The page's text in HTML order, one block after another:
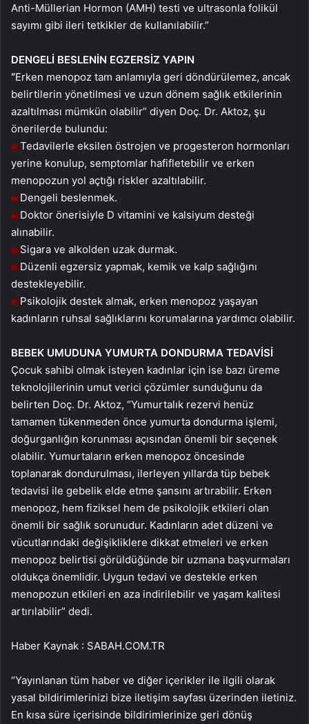
Anti-Müllerian Hormon (AMH) testi ve ultrasonla folikül
sayımı gibi ileri tetkikler de kullanılabilir.”
DENGELİ BESLENİN EGZERSİZ YAPIN
“Erken menopoz tam anlamıyla geri döndürülemez, ancak
belirtilerin yönetilmesi ve uzun dönem sağlık etkilerinin
azaltılması mümkün olabilir” diyen Doç. Dr. Aktoz, şu
önerilerde bulundu:
Tedavilerle eksilen östrojen ve progesteron hormonları
yerine konulup, semptomlar hafifletebilir ve erken
menopozun yol açtığı riskler azaltılabilir.
Dengeli beslenmek.
Doktor önerisiyle D vitamini ve kalsiyum desteği
alınabilir.
Sigara ve alkolden uzak durmak.
Düzenli egzersiz yapmak, kemik ve kalp sağlığını
destekleyebilir.
Psikolojik destek almak, erken menopoz yaşayan
kadınların ruhsal sağlıklarını korumalarına yardımcı olabilir.
BEBEK UMUDUNA YUMURTA DONDURMA TEDAVİSİ
Çocuk sahibi olmak isteyen kadınlar için ise bazı üreme
teknolojilerinin umut verici çözümler sunduğunu da
belirten Doç. Dr. Aktoz, “Yumurtalık rezervi henüz
tamamen tükenmeden önce yumurta dondurma işlemi,
doğurganlığın korunması açısından önemli bir seçenek
olabilir. Yumurtaların erken menopoz öncesinde
toplanarak dondurulması, ilerleyen yıllarda tüp bebek
tedavisi ile gebelik elde etme şansını artırabilir. Erken
menopoz, hem fiziksel hem de psikolojik etkileri olan
önemli bir sağlık sorunudur. Kadınların adet düzeni ve
vücutlarındaki değişikliklere dikkat etmeleri ve erken
menopoz belirtisi görüldüğünde bir uzmana başvurmaları
oldukça önemlidir. Uygun tedavi ve destekle erken
menopozun etkileri en aza indirilebilir ve yaşam kalitesi
artırılabilir” dedi.
Haber Kaynak : SABAH.COM.TR
“Yayınlanan tüm haber ve diğer içerikler ile ilgili olarak
yasal bildirimlerinizi bize iletişim sayfası üzerinden iletiniz.
En kısa süre içerisinde bildirimlerinize geri dönüş